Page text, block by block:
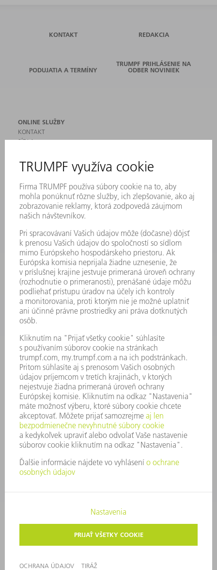
KONTAKT REDAKCIA
PODUJATIA A TERMÍNY
TRUMPF PRIHLÁSENIE NA
ODBER NOVINIEK
ONLINE SLUŽBY
KONTAKT
SÍDLA
PRIHLÁSENIE NA ODBER NOVINIEK
KARTA BEZPEČNOSTNÝCH ÚDAJOV
STROJE & SYSTÉMY
LASER
VÝKONOVÁ ELEKTRONIKA
ELEKTRICKÉ RUČNÉ NÁRADIE
SMART FACTORY
SOFTVÉR
SLUŽBY
APLIKÁCIE
ODVETVIA
PODNIK
KARIÉRA
PONUKY PRACOVNÝCH MIEST
PROFIL FIRMY
PREDSTAVENSTVO
SPRÁVA O HOSPODÁRENÍ
FIREMNÉ PRINCÍPY
ZHODA
SYSTÉM OZNAMOVANIA
SECURITY
TLAČOVÉ SPRÁVY
ČASOPISY
STABILITA
ŽIVOTNÉ PROSTREDIE & KLÍMA
SOCIÁLNE VECI & SPOLOČNOSŤ
VEDENIE PODNIKU
OZNAMOVANIE PROTISPOLOČENSKEJ ČINNOSTI
AUTORSKÉ PRÁVA A OCHRANNÁ ZNÁMKA
VOP TRUMPF SLOVAKIA
NASTAVENIA SÚKROMIA